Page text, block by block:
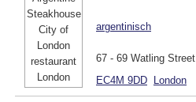
argentinisch
67 - 69 Watling Street
EC4M 9DD London